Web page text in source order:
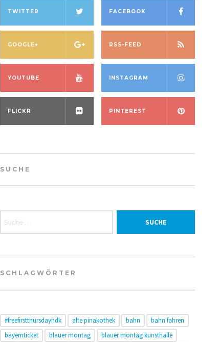
TWITTER FACEBOOK
GOOGLE+ RSS-FEED
YOUTUBE INSTAGRAM
FLICKR PINTEREST
SUCHE
SCHLAGWÖRTER
#freefirstthursdayhdk alte pinakothek bahn
bahn fahren
bayernticket
blauer montag
blauer montag kunsthalle